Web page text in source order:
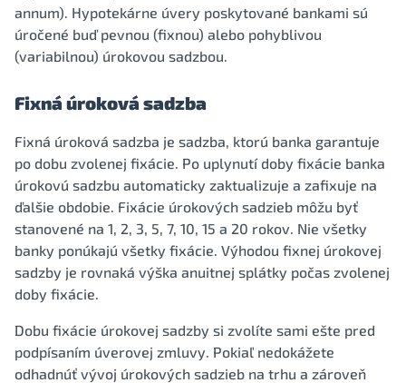
annum). Hypotekárne úvery poskytované bankami sú
úročené buď pevnou (fixnou) alebo pohyblivou
(variabilnou) úrokovou sadzbou.
Fixná úroková sadzba
Fixná úroková sadzba je sadzba, ktorú banka garantuje
po dobu zvolenej fixácie. Po uplynutí doby fixácie banka
úrokovú sadzbu automaticky zaktualizuje a zafixuje na
ďalšie obdobie. Fixácie úrokových sadzieb môžu byť
stanovené na 1, 2, 3, 5, 7, 10, 15 a 20 rokov. Nie všetky
banky ponúkajú všetky fixácie. Výhodou fixnej úrokovej
sadzby je rovnaká výška anuitnej splátky počas zvolenej
doby fixácie.
Dobu fixácie úrokovej sadzby si zvolíte sami ešte pred
podpísaním úverovej zmluvy. Pokiaľ nedokážete
odhadnúť vývoj úrokových sadzieb na trhu a zároveň